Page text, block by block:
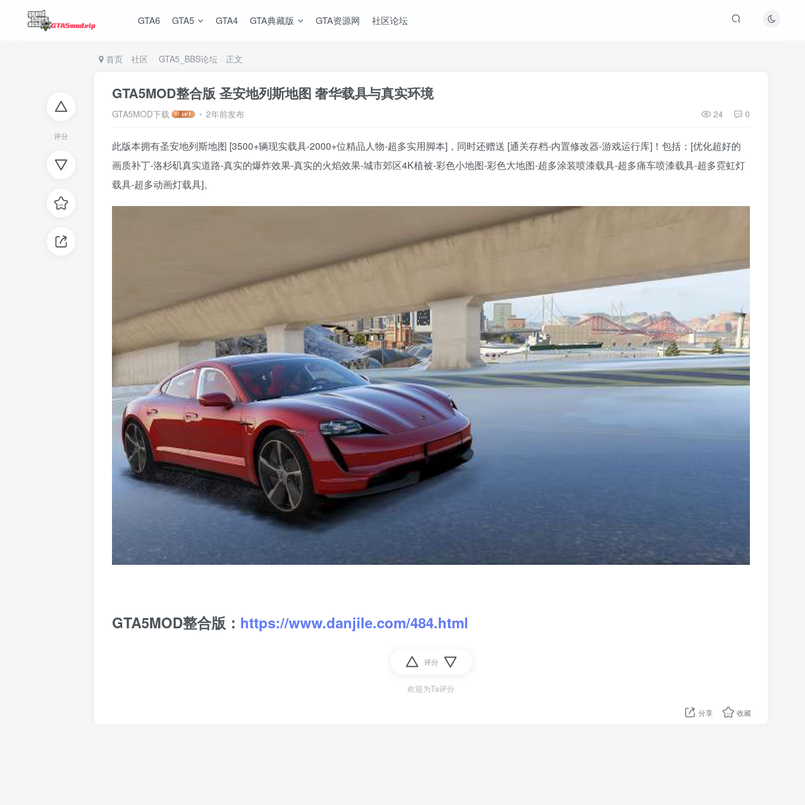
GTA6 GTA5 GTA4 GTA典藏版 GTA资源网 社区论坛
评分
首页 社区 GTA5_BBS论坛 正文
GTA5MOD整合版 圣安地列斯地图 奢华载具与真实环境
GTA5MOD下载 2年前发布 24 0
此版本拥有圣安地列斯地图 [3500+辆现实载具-2000+位精品人物-超多实用脚本]，同时还赠送 [通关存档-内置修改器-游戏运行库]！包括：[优化超好的
画质补丁-洛杉矶真实道路-真实的爆炸效果-真实的火焰效果-城市郊区4K植被-彩色小地图-彩色大地图-超多涂装喷漆载具-超多痛车喷漆载具-超多霓虹灯
载具-超多动画灯载具]。
GTA5MOD整合版： https://www.danjile.com/484.html
评分
欢迎为Ta评分
分享 收藏